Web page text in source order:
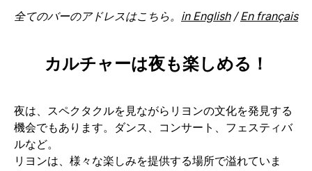
全てのバーのアドレスはこちら。 in English/En français
カルチャーは夜も楽しめる！
夜は、スペクタクルを見ながらリヨンの文化を発見する
機会でもあります。ダンス、コンサート、フェスティバ
ルなど。
リヨンは、様々な楽しみを提供する場所で溢れていま